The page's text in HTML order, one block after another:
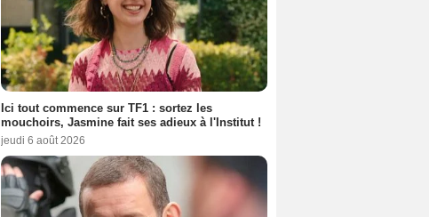
Ici tout commence sur TF1 : sortez les
mouchoirs, Jasmine fait ses adieux à l'Institut !
jeudi 6 août 2026